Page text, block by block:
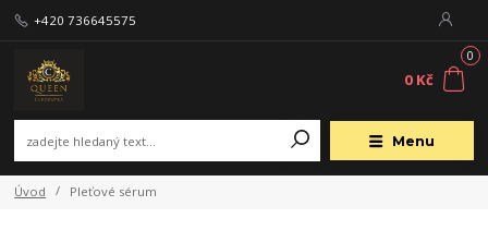
Menu
+420 736645575
0
0 Kč
Úvod Pleťové sérum